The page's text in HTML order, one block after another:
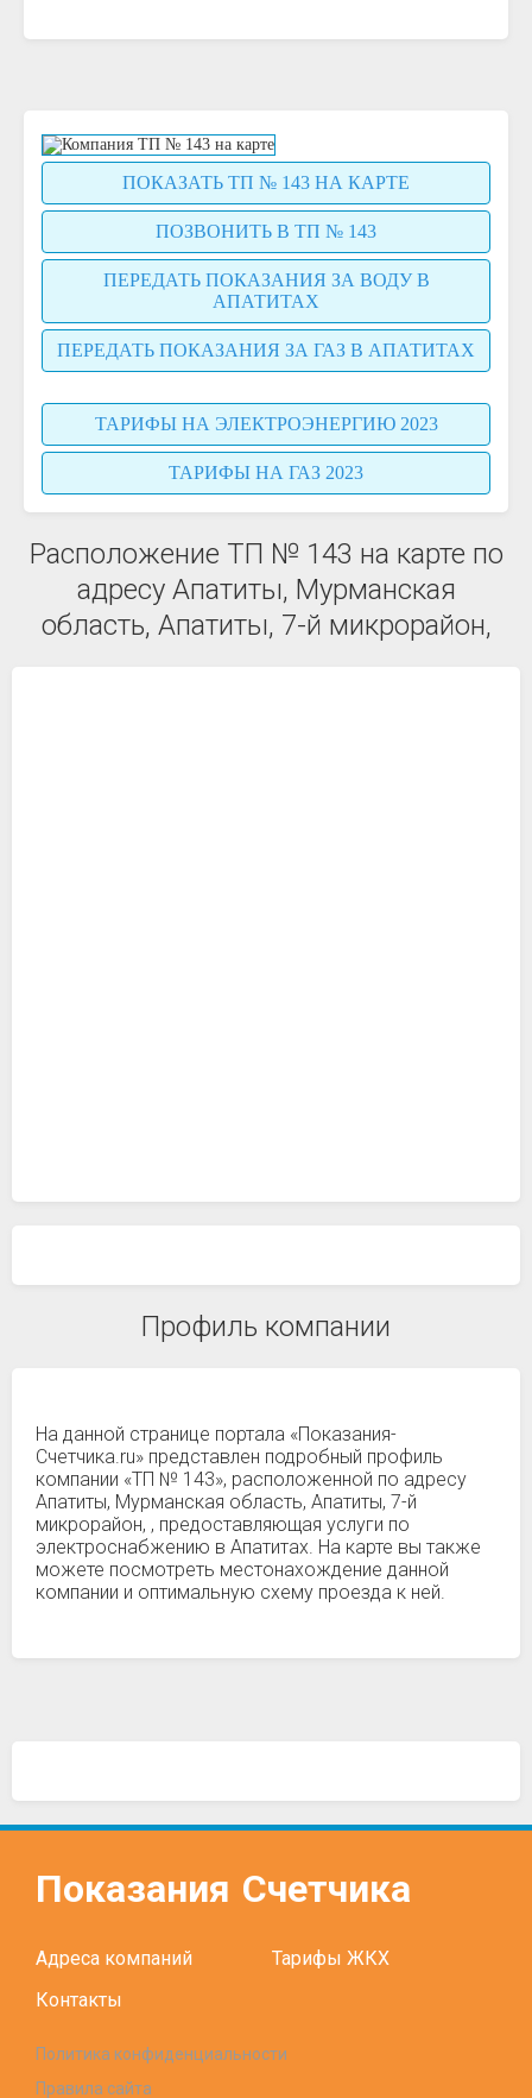
ПОКАЗАТЬ ТП № 143 НА КАРТЕ
ПОЗВОНИТЬ В ТП № 143
ПЕРЕДАТЬ ПОКАЗАНИЯ ЗА ВОДУ В
АПАТИТАХ
ПЕРЕДАТЬ ПОКАЗАНИЯ ЗА ГАЗ В АПАТИТАХ
ТАРИФЫ НА ЭЛЕКТРОЭНЕРГИЮ 2023
ТАРИФЫ НА ГАЗ 2023
Расположение ТП № 143 на карте по
адресу Апатиты, Мурманская
область, Апатиты, 7-й микрорайон,
Профиль компании
На данной странице портала «Показания-
Счетчика.ru» представлен подробный профиль
компании «ТП № 143», расположенной по адресу
Апатиты, Мурманская область, Апатиты, 7-й
микрорайон, , предоставляющая услуги по
электроснабжению в Апатитах. На карте вы также
можете посмотреть местонахождение данной
компании и оптимальную схему проезда к ней.
Показания Счетчика
Адреса компаний
Тарифы ЖКХ
Контакты
Политика конфиденциальности
Правила сайта